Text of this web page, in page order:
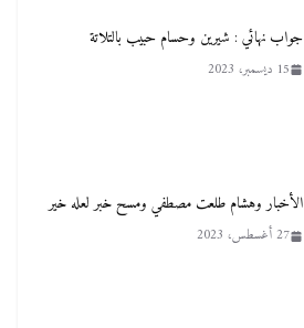
جواب نهائي : شيرين وحسام حبيب بالتلاتة
15 ديسمبر، 2023
الأخبار وهشام طلعت مصطفي ومسح خبر لعله خير
27 أغسطس، 2023